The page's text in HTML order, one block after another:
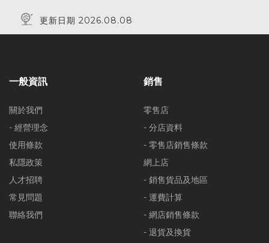
更新日期 2026.08.08
一般資訊
關於我們
- 經營理念
使用條款
私隱政策
人才招聘
常見問題
聯絡我們
銷售
零售店
- 分店資料
- 零售店銷售條款
網上店
- 銷售貨品及地區
- 運費計算
- 網店銷售條款
- 退貨及換貨